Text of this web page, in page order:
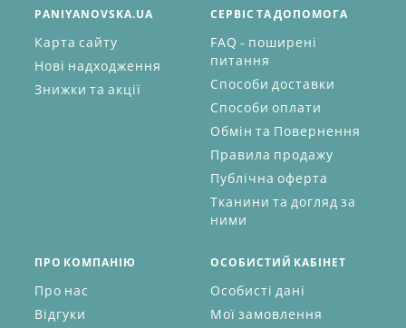
PANIYANOVSKA.UA
Карта сайту
Нові надходження
Знижки та акції
СЕРВІС ТА ДОПОМОГА
FAQ - поширені
питання
Способи доставки
Способи оплати
Обмін та Повернення
Правила продажу
Публічна оферта
Тканини та догляд за
ними
ПРО КОМПАНІЮ
Про нас
Відгуки
ОСОБИСТИЙ КАБІНЕТ
Особисті дані
Мої замовлення